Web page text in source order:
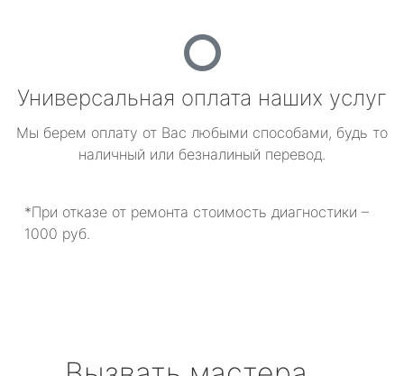
Универсальная оплата наших услуг
Мы берем оплату от Вас любыми способами, будь то
наличный или безналиный перевод.
*При отказе от ремонта стоимость диагностики –
1000 руб.